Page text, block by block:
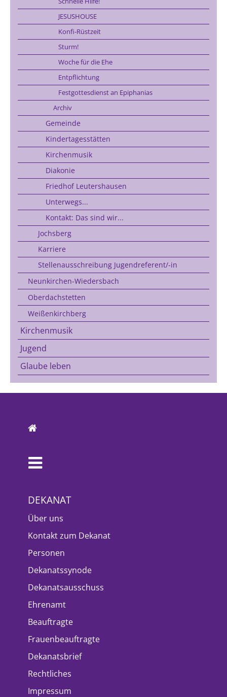
JESUSHOUSE
Konfi-Rüstzeit
Sturm!
Woche für die Ehe
Entpflichtung
Festgottesdienst an Epiphanias
Archiv
Gemeinde
Kindertagesstätten
Kirchenmusik
Diakonie
Friedhof Leutershausen
Unterwegs...
Kontakt: Das sind wir...
Jochsberg
Karriere
Stellenausschreibung Jugendreferent/-in
Neunkirchen-Wiedersbach
Oberdachstetten
Weißenkirchberg
Kirchenmusik
Jugend
Glaube leben
DEKANAT
Über uns
Kontakt zum Dekanat
Personen
Dekanatssynode
Dekanatsausschuss
Ehrenamt
Beauftragte
Frauenbeauftragte
Dekanatsbrief
Rechtliches
Impressum